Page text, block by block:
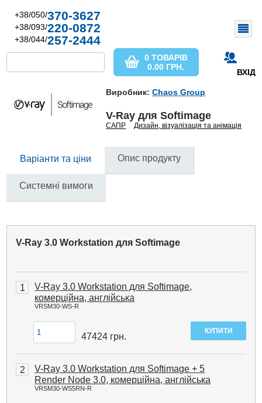
+38/050/370-3627
+38/093/220-0872
+38/044/257-2444
ВХІД
0 ТОВАРІВ
0.00 ГРН.
Виробник:Chaos Group
V-Ray для Softimage
САПР Дизайн, візуалізація та анімація
Варіанти та ціни Опис продукту
Системні вимоги
V-Ray 3.0 Workstation для Softimage
1
V-Ray 3.0 Workstation для Softimage,
комерційна, англійська
VRSM30-WS-R
47424 грн.
2
V-Ray 3.0 Workstation для Softimage + 5
Render Node 3.0, комерційна, англійська
VRSM30-WS5RN-R